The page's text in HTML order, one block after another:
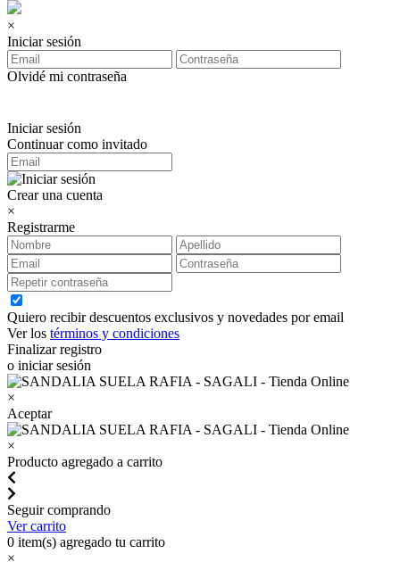
×
Iniciar sesión
Olvidé mi contraseña
Iniciar sesión
Continuar como invitado
Crear una cuenta
×
Registrarme
Quiero recibir descuentos exclusivos y novedades por email
Ver los términos y condiciones
Finalizar registro
o iniciar sesión
×
Aceptar
×
Producto agregado a carrito
Seguir comprando
Ver carrito
0 item(s) agregado tu carrito
×